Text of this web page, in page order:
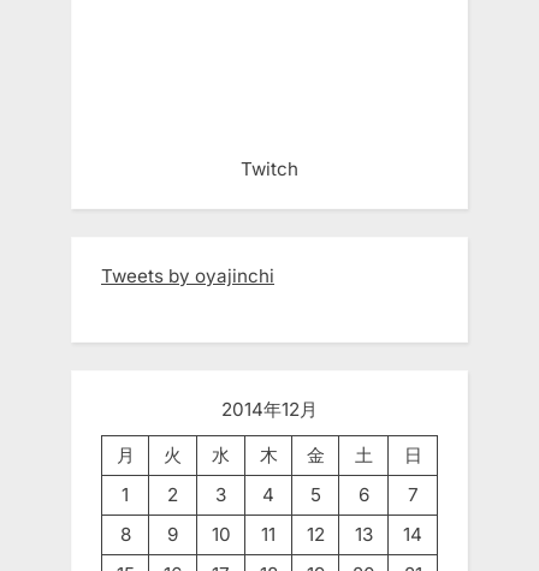
Twitch
Tweets by oyajinchi
2014年12月
月
火 水 木 金 土
日
1
2 3 4 5 6
7
8
9 10 11 12 13
14